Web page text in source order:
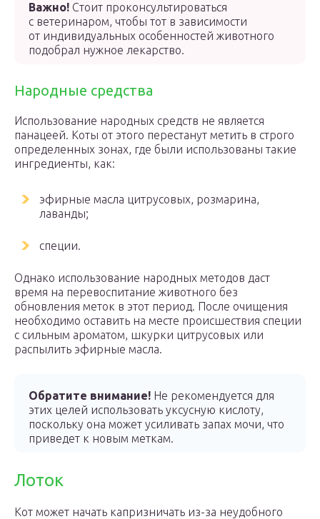
Важно! Стоит проконсультироваться
с ветеринаром, чтобы тот в зависимости
от индивидуальных особенностей животного
подобрал нужное лекарство.
Народные средства
Использование народных средств не является
панацеей. Коты от этого перестанут метить в строго
определенных зонах, где были использованы такие
ингредиенты, как:
эфирные масла цитрусовых, розмарина,
лаванды;
специи.
Однако использование народных методов даст
время на перевоспитание животного без
обновления меток в этот период. После очищения
необходимо оставить на месте происшествия специи
с сильным ароматом, шкурки цитрусовых или
распылить эфирные масла.
Обратите внимание! Не рекомендуется для
этих целей использовать уксусную кислоту,
поскольку она может усиливать запах мочи, что
приведет к новым меткам.
Лоток
Кот может начать капризничать из-за неудобного